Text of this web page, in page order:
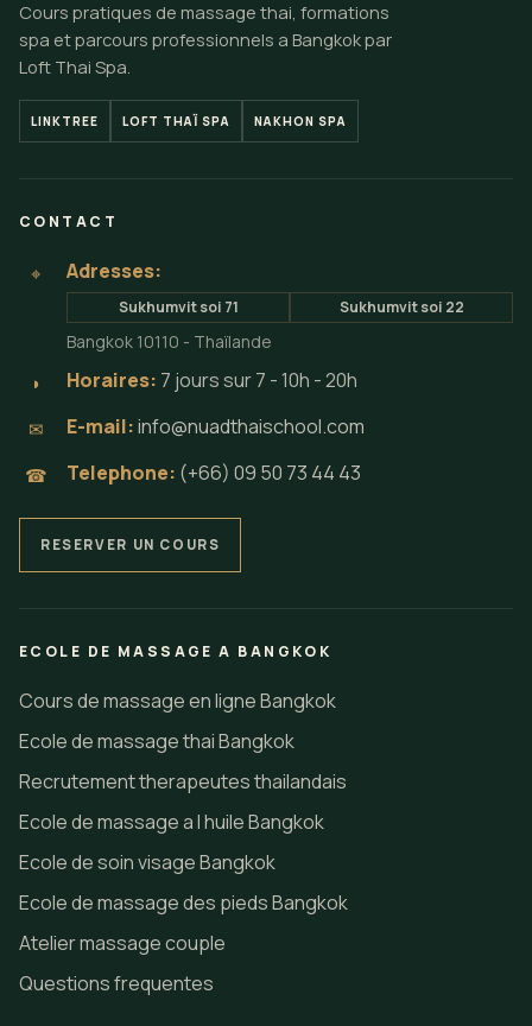
Cours pratiques de massage thai, formations
spa et parcours professionnels a Bangkok par
Loft Thai Spa.
LINKTREE LOFT THAÏ SPA NAKHON SPA
CONTACT
⌖ Adresses:
Sukhumvit soi 71 Sukhumvit soi 22
Bangkok 10110 - Thaïlande
◗ Horaires: 7 jours sur 7 - 10h - 20h
✉ E-mail:info@nuadthaischool.com
☎ Telephone: (+66) 09 50 73 44 43
RESERVER UN COURS
ECOLE DE MASSAGE A BANGKOK
Cours de massage en ligne Bangkok
Ecole de massage thai Bangkok
Recrutement therapeutes thailandais
Ecole de massage a l huile Bangkok
Ecole de soin visage Bangkok
Ecole de massage des pieds Bangkok
Atelier massage couple
Questions frequentes